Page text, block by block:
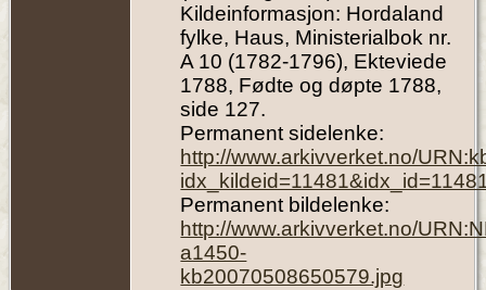
Kildeinformasjon: Hordaland
fylke, Haus, Ministerialbok nr.
A 10 (1782-1796), Ekteviede
1788, Fødte og døpte 1788,
side 127.
Permanent sidelenke:
http://www.arkivverket.no/
Permanent bildelenke:
http://www.arkivverket.no/
a1450-
kb20070508650579.jpg